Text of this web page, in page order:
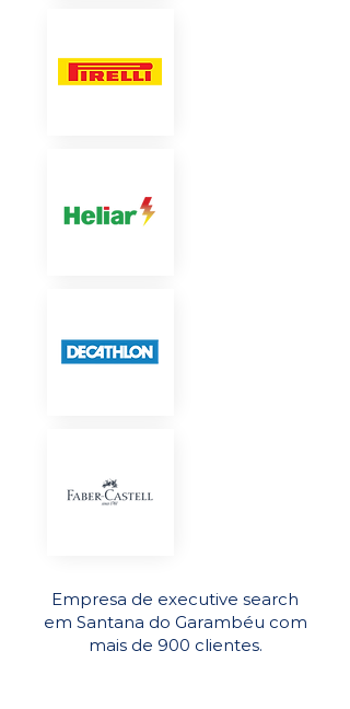
Empresa de executive search
em Santana do Garambéu com
mais de 900 clientes.